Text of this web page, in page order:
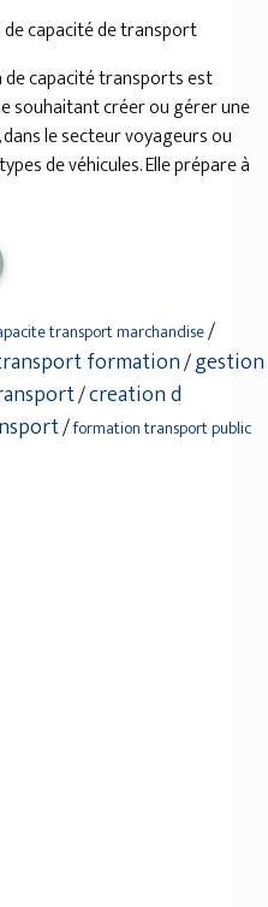
capacité de transport
capacité transports est
souhaitant créer ou gérer une
le secteur voyageurs ou
de véhicules. Elle prépare à
transport marchandise/
formation/gestion
/creation d
/formation transport public